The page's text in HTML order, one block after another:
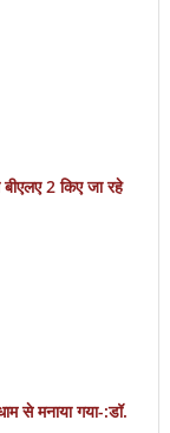
बीएलए 2 किए जा रहे
से मनाया गया-:डॉ.